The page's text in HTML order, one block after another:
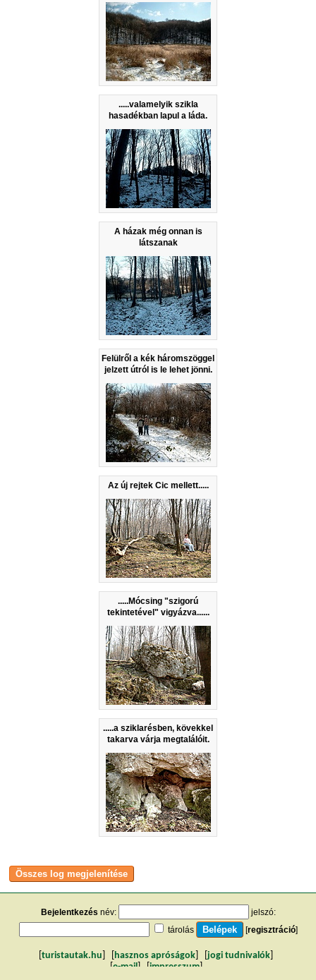
.....valamelyik szikla
hasadékban lapul a láda.
A házak még onnan is
látszanak
Felülről a kék háromszöggel
jelzett útról is le lehet jönni.
Az új rejtek Cic mellett.....
.....Mócsing "szigorú
tekintetével" vigyázva......
.....a sziklarésben, kövekkel
takarva várja megtalálóit.
Bejelentkezés név:
jelszó:
tárolás
[regisztráció]
turistautak.hu hasznos apróságok jogi tudnivalók
[e-mail] [impresszum]